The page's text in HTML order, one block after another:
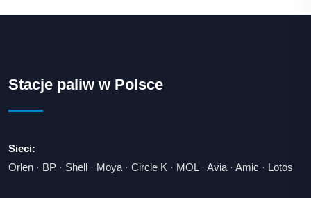
Stacje paliw w Polsce
Sieci:
Orlen · BP · Shell · Moya · Circle K · MOL· Avia · Amic · Lotos